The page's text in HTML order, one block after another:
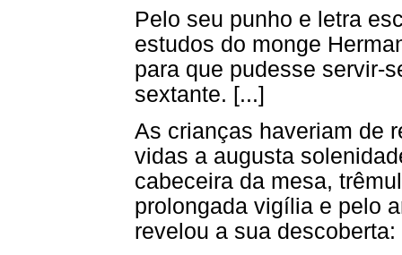
Pelo seu punho e letra
estudos do monge
para que pudesse servir-
sextante. [...]
As crianças haveriam de
vidas a augusta
cabeceira da mesa,
prolongada vigília e pelo
revelou a sua descoberta: